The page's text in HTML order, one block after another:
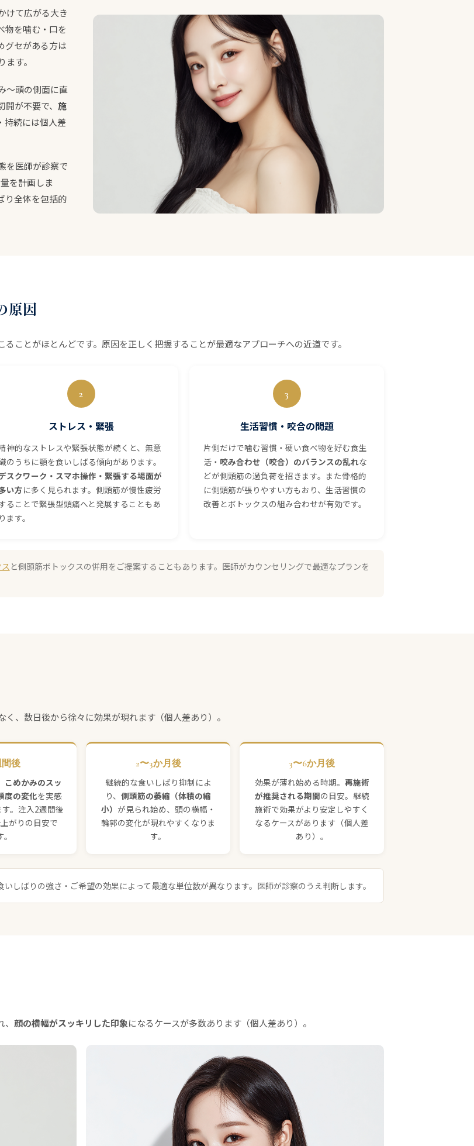
けて広がる大き
物を噛む・口を
グセがある方は
す。
〜頭の側面に直
が不要で、 施
持続には個人差
を医師が診察で
を計画しま
り全体を包括的
原因
ことがほとんどです。原因を正しく把握することが最適なアプローチへの近道です。
2
ストレス・緊張
神的なストレスや緊張状態が続くと、無意
のうちに顎を食いしばる傾向があります。
スクワーク・スマホ操作・緊張する場面が
い方に多く見られます。側頭筋が慢性疲労
ることで緊張型頭痛へと発展することもあ
ります。
3
生活習慣・咬合の問題
片側だけで噛む習慣・硬い食べ物を好む食生
活・ 咬み合わせ（咬合）のバランスの乱れな
どが側頭筋の過負荷を招きます。また骨格的
に側頭筋が張りやすい方もおり、生活習慣の
改善とボトックスの組み合わせが有効です。
と側頭筋ボトックスの併用をご提案することもあります。医師がカウンセリングで最適なプランを
、数日後から徐々に効果が現れます（個人差あり）。
間後
こめかみのスッ
度の変化を実感
。注入2週間後
がりの目安で
。
2〜3か月後
継続的な食いしばり抑制によ
り、 側頭筋の萎縮（体積の縮
小） が見られ始め、頭の横幅・
輪郭の変化が現れやすくなりま
す。
3〜6か月後
効果が薄れ始める時期。 再施術
が推奨される期間の目安。継続
施術で効果がより安定しやすく
なるケースがあります（個人差
あり）。
しばりの強さ・ご希望の効果によって最適な単位数が異なります。医師が診察のうえ判断します。
顔の横幅がスッキリした印象になるケースが多数あります（個人差あり）。